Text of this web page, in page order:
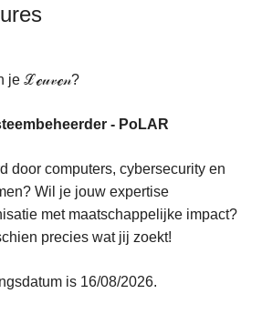
je ℒℯ𝓊𝓋ℯ𝓃?
- PoLAR
door computers, cybersecurity en
Wil je jouw expertise
met maatschappelijke impact?
precies wat jij zoekt!
is 16/08/2026.